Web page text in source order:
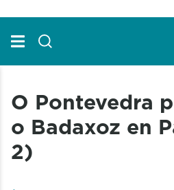
O Pontevedra
o Badaxoz en
2)